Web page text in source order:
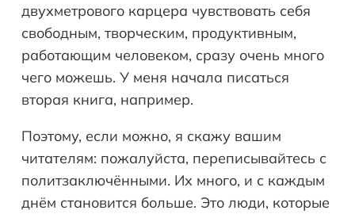
двухметрового карцера чувствовать себя
свободным, творческим, продуктивным,
работающим человеком, сразу очень много
чего можешь. У меня начала писаться
вторая книга, например.
Поэтому, если можно, я скажу вашим
читателям: пожалуйста, переписывайтесь с
политзаключёнными. Их много, и с каждым
днём становится больше. Это люди, которые